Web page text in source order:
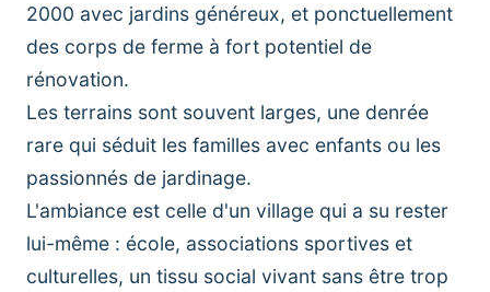
2000 avec jardins généreux, et ponctuellement
des corps de ferme à fort potentiel de
rénovation.
Les terrains sont souvent larges, une denrée
rare qui séduit les familles avec enfants ou les
passionnés de jardinage.
L'ambiance est celle d'un village qui a su rester
lui-même : école, associations sportives et
culturelles, un tissu social vivant sans être trop